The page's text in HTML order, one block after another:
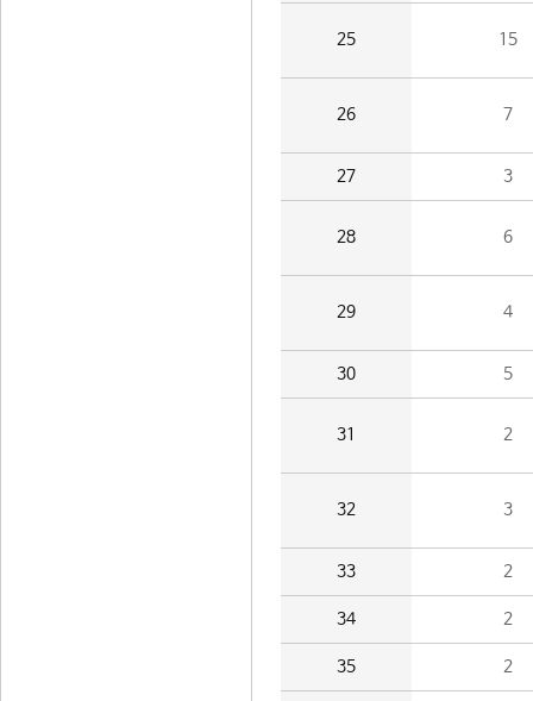
25 15
26 7
27 3
28 6
29 4
30 5
31 2
32 3
33 2
34 2
35 2